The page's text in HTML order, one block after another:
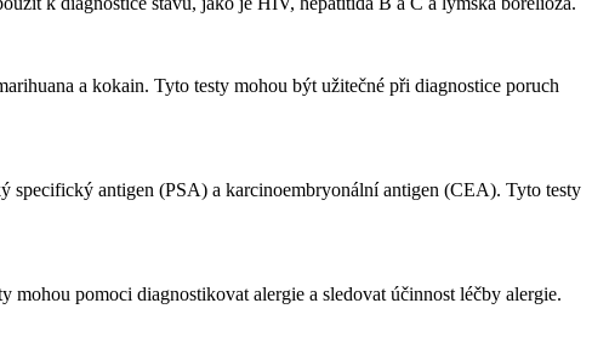
a kokain. Tyto testy mohou být užitečné při diagnostice poruch
specifický antigen (PSA) a karcinoembryonální antigen (CEA). Tyto testy
pomoci diagnostikovat alergie a sledovat účinnost léčby alergie.